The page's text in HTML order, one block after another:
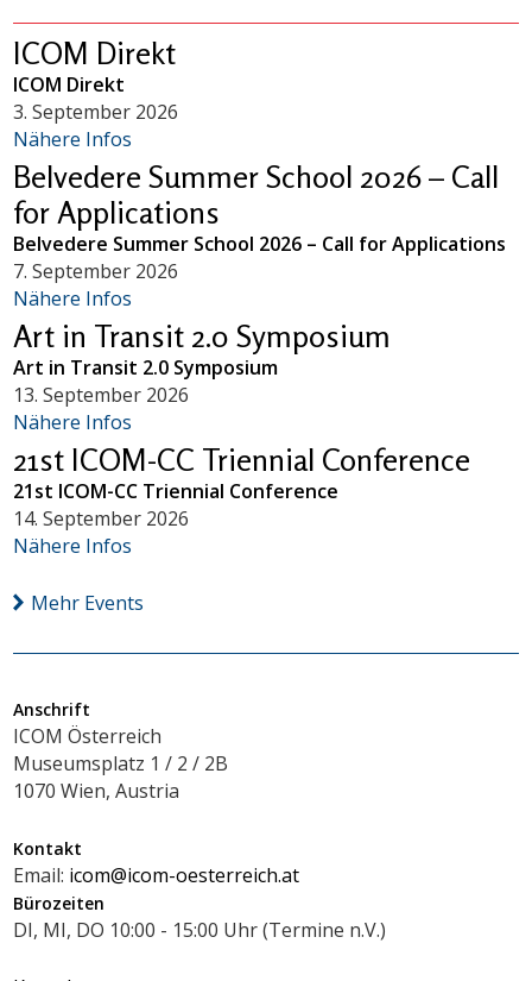
ICOM Direkt
ICOM Direkt
3. September 2026
Nähere Infos
Belvedere Summer School 2026 – Call
for Applications
Belvedere Summer School 2026 – Call for Applications
7. September 2026
Nähere Infos
Art in Transit 2.0 Symposium
Art in Transit 2.0 Symposium
13. September 2026
Nähere Infos
21st ICOM-CC Triennial Conference
21st ICOM-CC Triennial Conference
14. September 2026
Nähere Infos
Mehr Events
Anschrift
ICOM Österreich
Museumsplatz 1 / 2 / 2B
1070 Wien, Austria
Kontakt
Email: icom@icom-oesterreich.at
Bürozeiten
DI, MI, DO 10:00 - 15:00 Uhr (Termine n.V.)